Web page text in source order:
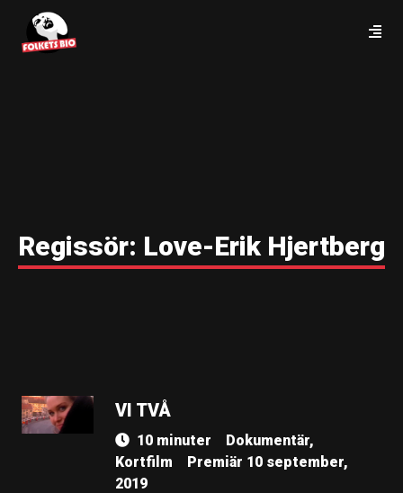
Regissör: Love-Erik Hjertberg
VI TVÅ
10 minuter
Dokumentär,
Kortfilm
Premiär 10 september,
2019